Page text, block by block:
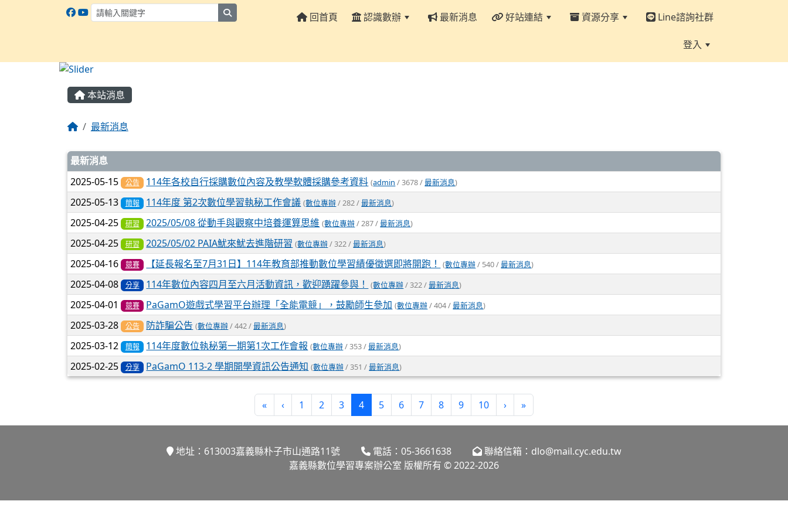
search 回首頁 認識數辦 最新消息 好站連結 資源分享 Line諮詢社群
登入
本站消息
最新消息
文章列表
最新消息
2025-05-15 公告 114年各校自行採購數位內容及教學軟體採購參考資料 (admin / 3678 /最新消息)
2025-05-13 簡報 114年度 第2次數位學習執秘工作會議 (數位專辦/ 282 /最新消息)
2025-04-25 研習 2025/05/08 從動手與觀察中培養運算思維 (數位專辦/ 287 /最新消息)
2025-04-25 研習 2025/05/02 PAIA魷來魷去進階研習 (數位專辦/ 322 /最新消息)
2025-04-16 競賽 【延長報名至7月31日】114年教育部推動數位學習績優徵選即將開跑！ (數位專辦/ 540 /最新消息)
2025-04-08 分享 114年數位內容四月至六月活動資訊，歡迎踴躍參與！ (數位專辦/ 322 /最新消息)
2025-04-01 競賽 PaGamO遊戲式學習平台辦理「全能電競」，鼓勵師生參加 (數位專辦/ 404 /最新消息)
2025-03-28 公告 防詐騙公告 (數位專辦/ 442 /最新消息)
2025-03-12 簡報 114年度數位執秘第一期第1次工作會報 (數位專辦/ 353 /最新消息)
2025-02-25 分享 PaGamO 113-2 學期開學資訊公告通知 (數位專辦/ 351 /最新消息)
« ‹ 1 2 3 4(current)
5 6 7 8 9 10 › »
地址：613003嘉義縣朴子市山通路11號 電話：05-3661638
聯絡信箱：dlo@mail.cyc.edu.tw
嘉義縣數位學習專案辦公室 版權所有 © 2022-2026